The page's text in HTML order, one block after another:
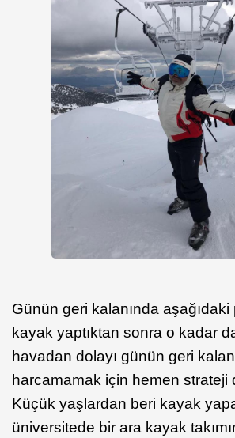
Günün geri kalanında aşağıdaki
kayak yaptıktan sonra o kadar
havadan dolayı günün geri
harcamamak için hemen strateji
Küçük yaşlardan beri kayak
üniversitede bir ara kayak